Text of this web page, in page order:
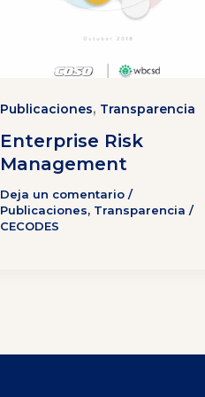
Publicaciones, Transparencia
Enterprise Risk
Management
Deja un comentario /
Publicaciones, Transparencia /
CECODES